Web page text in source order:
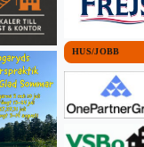
HUS/JOBB